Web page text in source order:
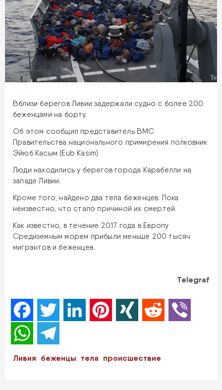
Вблизи берегов Ливии задержали судно с более 200
беженцами на борту.
Об этом сообщил представитель ВМС
Правительства национального примирения полковник
Эйюб Касым (Eub Kasim).
Люди находились у берегов города Карабелли на
западе Ливии.
Кроме того, найдено два тела беженцев. Пока
неизвестно, что стало причиной их смертей.
Как известно, в течение 2017 года в Европу
Средиземным морем прибыли меньше 200 тысяч
мигрантов и беженцев.
Telegraf
FacebookTwitter LinkedIn Pinterest XING Reddit
WhatsApp
Ливия беженцы тела происшествие